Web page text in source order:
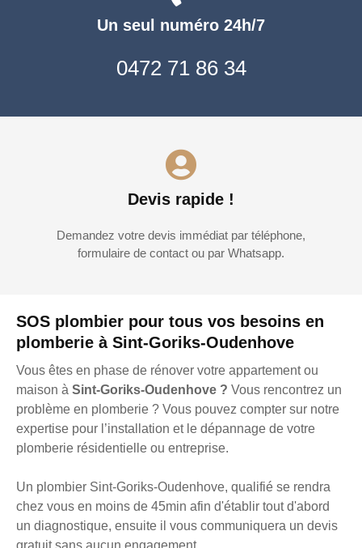
SOS plombier pour tous vos besoins en
plomberie à Sint-Goriks-Oudenhove
Vous êtes en phase de rénover votre appartement ou
maison à Sint-Goriks-Oudenhove ? Vous rencontrez un
problème en plomberie ? Vous pouvez compter sur notre
expertise pour l’installation et le dépannage de votre
plomberie résidentielle ou entreprise.
Un plombier Sint-Goriks-Oudenhove, qualifié se rendra
chez vous en moins de 45min afin d'établir tout d'abord
un diagnostique, ensuite il vous communiquera un devis
Un seul numéro 24h/7
0472 71 86 34
Devis rapide !
Demandez votre devis immédiat par téléphone,
formulaire de contact ou par Whatsapp.